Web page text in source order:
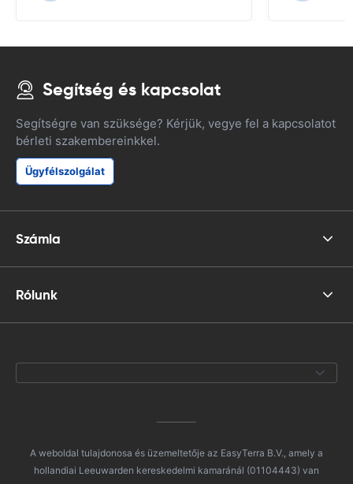
Segítség és kapcsolat
Segítségre van szüksége? Kérjük, vegye fel a kapcsolatot
bérleti szakembereinkkel.
Ügyfélszolgálat
Számla
Rólunk
A weboldal tulajdonosa és üzemeltetője az EasyTerra B.V., amely a
hollandiai Leeuwarden kereskedelmi kamaránál (01104443) van